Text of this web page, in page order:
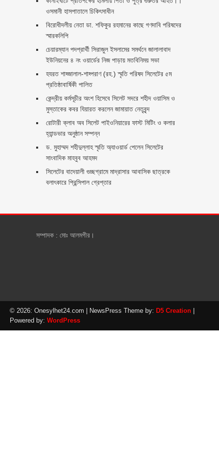
ওসমানী হাসপাতালে চিকিৎসাধীন
বিরোধীদলীয় নেতা ডা. শফিকুর রহমানের কাছে গণদাবি পরিষদের
স্মারকলিপি ‎
চেয়ারম্যান পদপ্রার্থী সিরাজুল ইসলামের সমর্থনে জালালাবাদ
ইউনিয়নের ৪ নং ওয়ার্ডের নিজ পাড়ায় মতবিনিময় সভা
হযরত শাহ্জালাল-শাহ্পরাণ (রহ.) স্মৃতি পরিষদ সিলেটের ৫ম
প্রতিষ্ঠাবার্ষিকী পালিত ‎​
কেন্দ্রীয় কর্মসূচীর অংশ হিসেবে সিলেট সদরে শহীদ ওয়াসিম ও
মুস্তাকের কবর যিয়ারত করলেন জামায়াত নেতৃবৃন্দ ‎
রোটারী ক্লাব অব সিলেট পাইওনিয়ারের ফাস্ট মিটিং ও কলার
হ্যান্ডভার অনুষ্ঠান সম্পন্ন
ড. মুহাম্মদ শহীদুল্লাহ স্মৃতি অ্যাওয়ার্ড পেলেন সিলেটের
সাংবাদিক মাহবুব আহমদ
সিলেটের বাদেয়ালী গুচ্ছগ্রামে মাদ্রাসার আবাসিক ছাত্রকে
বলাৎকারে প্রিন্সিপাল গ্রেপ্তার ‎
সম্পাদক : মোঃ আলমগীর।
© 2026: Onesylhet24.com | NewsPress Theme by: D5 Creation
Powered by: WordPress